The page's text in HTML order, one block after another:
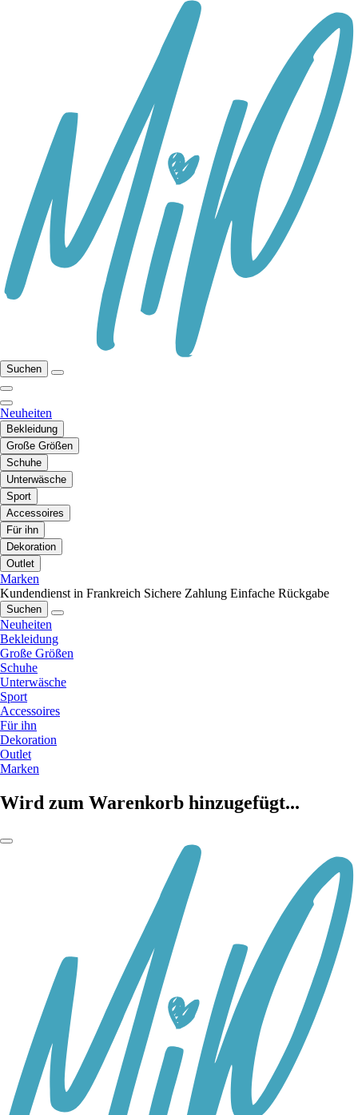
Suchen
Neuheiten
Bekleidung
Große Größen
Schuhe
Unterwäsche
Sport
Accessoires
Für ihn
Dekoration
Outlet
Marken
Kundendienst in Frankreich Sichere Zahlung Einfache Rückgabe
Suchen
Neuheiten
Bekleidung
Große Größen
Schuhe
Unterwäsche
Sport
Accessoires
Für ihn
Dekoration
Outlet
Marken
Wird zum Warenkorb hinzugefügt...